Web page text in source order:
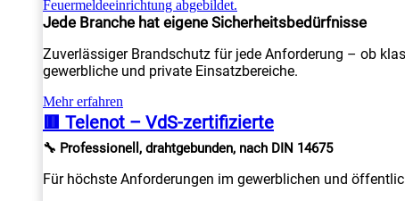
Jede Branche hat eigene Sicherheitsbedürfnisse
Zuverlässiger Brandschutz für jede Anforderung – ob
gewerbliche und private Einsatzbereiche.
Mehr erfahren
🟥 Telenot – VdS-zertifizierte
🔧 Professionell, drahtgebunden, nach DIN 14675
Für höchste Anforderungen im gewerblichen und